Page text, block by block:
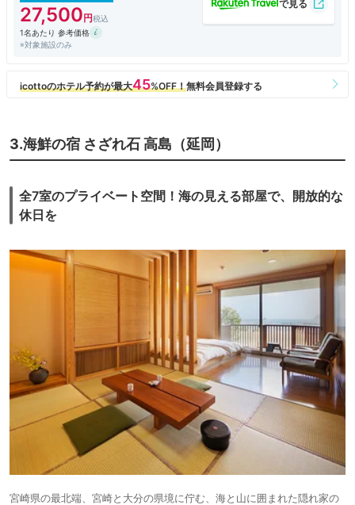
27,500
1名あたり 参考価格
※対象施設のみ
3.海鮮の宿 さざれ石 高島（延岡）
全7室のプライベート空間！海の見える部屋で、開放的な
休日を
宮崎県の最北端、宮崎と大分の県境に佇む、海と山に囲まれた隠れ家の